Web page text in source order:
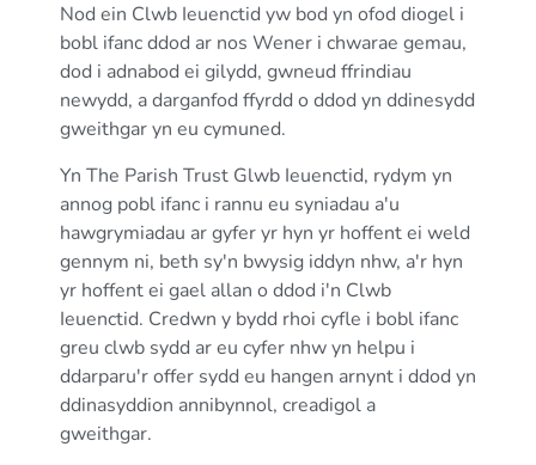
Nod ein Clwb Ieuenctid yw bod yn ofod diogel i
bobl ifanc ddod ar nos Wener i chwarae gemau,
dod i adnabod ei gilydd, gwneud ffrindiau
newydd, a darganfod ffyrdd o ddod yn ddinesydd
gweithgar yn eu cymuned.
Yn The Parish Trust Glwb Ieuenctid, rydym yn
annog pobl ifanc i rannu eu syniadau a'u
hawgrymiadau ar gyfer yr hyn yr hoffent ei weld
gennym ni, beth sy'n bwysig iddyn nhw, a'r hyn
yr hoffent ei gael allan o ddod i'n Clwb
Ieuenctid. Credwn y bydd rhoi cyfle i bobl ifanc
greu clwb sydd ar eu cyfer nhw yn helpu i
ddarparu'r offer sydd eu hangen arnynt i ddod yn
ddinasyddion annibynnol, creadigol a
gweithgar.